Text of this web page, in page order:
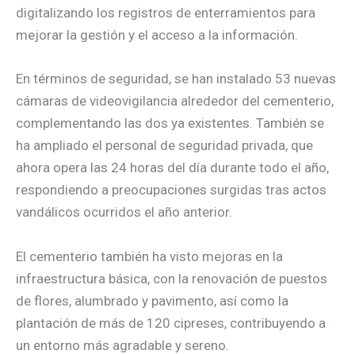
digitalizando los registros de enterramientos para
mejorar la gestión y el acceso a la información.
En términos de seguridad, se han instalado 53 nuevas
cámaras de videovigilancia alrededor del cementerio,
complementando las dos ya existentes. También se
ha ampliado el personal de seguridad privada, que
ahora opera las 24 horas del día durante todo el año,
respondiendo a preocupaciones surgidas tras actos
vandálicos ocurridos el año anterior.
El cementerio también ha visto mejoras en la
infraestructura básica, con la renovación de puestos
de flores, alumbrado y pavimento, así como la
plantación de más de 120 cipreses, contribuyendo a
un entorno más agradable y sereno.